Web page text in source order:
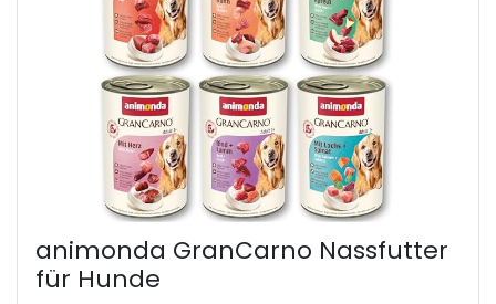
animonda GranCarno Nassfutter
für Hunde